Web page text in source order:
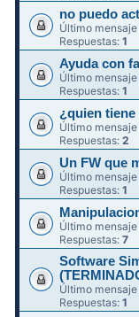
no puedo
Último
Respuestas:1
Ayuda con
Último
Respuestas:1
¿quien
Último
Respuestas:2
Un FW que
Último
Respuestas:1
Último
Respuestas:7
Software
Último
Respuestas:1